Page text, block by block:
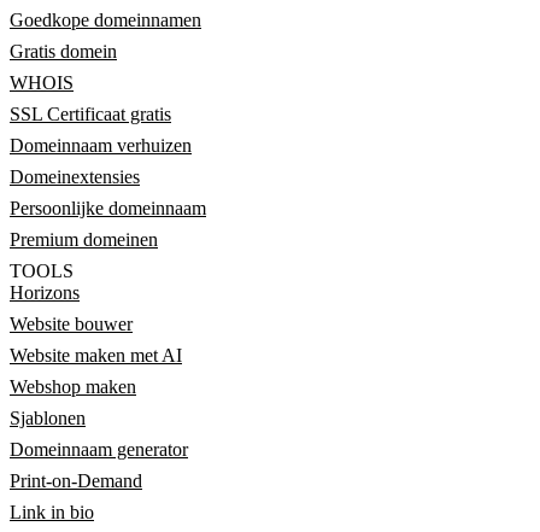
Goedkope domeinnamen
Gratis domein
WHOIS
SSL Certificaat gratis
Domeinnaam verhuizen
Domeinextensies
Persoonlijke domeinnaam
Premium domeinen
TOOLS
Horizons
Website bouwer
Website maken met AI
Webshop maken
Sjablonen
Domeinnaam generator
Print-on-Demand
Link in bio